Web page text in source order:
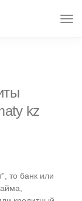
kz
то банк или